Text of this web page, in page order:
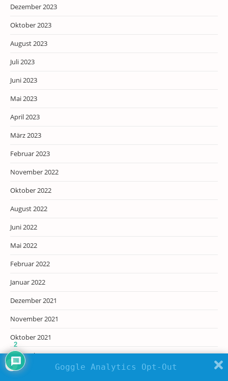
Dezember 2023
Oktober 2023
August 2023
Juli 2023
Juni 2023
Mai 2023
April 2023
März 2023
Februar 2023
November 2022
Oktober 2022
August 2022
Juni 2022
Mai 2022
Februar 2022
Januar 2022
Dezember 2021
November 2021
Oktober 2021
September 2021
August 2021
Goggle Analytics Opt-Out
2